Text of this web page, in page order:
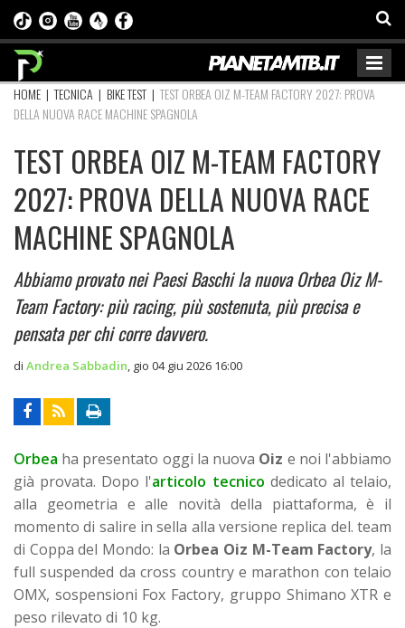
HOME |TECNICA | BIKE TEST | TEST ORBEA OIZ M-TEAM FACTORY 2027: PROVA
DELLA NUOVA RACE MACHINE SPAGNOLA
TEST ORBEA OIZ M-TEAM FACTORY
2027: PROVA DELLA NUOVA RACE
MACHINE SPAGNOLA
Abbiamo provato nei Paesi Baschi la nuova Orbea Oiz M-
Team Factory: più racing, più sostenuta, più precisa e
pensata per chi corre davvero.
di Andrea Sabbadin gio 04 giu 2026 16:00
Orbea ha presentato oggi la nuova Oiz e noi l'abbiamo
già provata. Dopo l'articolo tecnico dedicato al telaio,
alla geometria e alle novità della piattaforma, è il
momento di salire in sella alla versione replica del. team
di Coppa del Mondo: la Orbea Oiz M-Team Factory, la
full suspended da cross country e marathon con telaio
OMX, sospensioni Fox Factory, gruppo Shimano XTR e
peso rilevato di 10 kg.